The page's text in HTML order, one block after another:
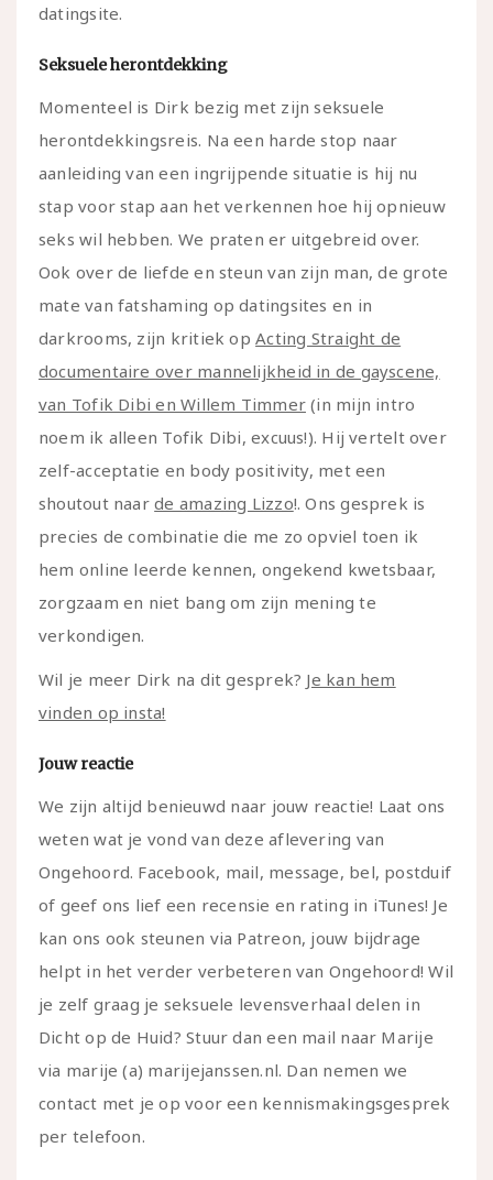
datingsite.
Seksuele herontdekking
Momenteel is Dirk bezig met zijn seksuele
herontdekkingsreis. Na een harde stop naar
aanleiding van een ingrijpende situatie is hij nu
stap voor stap aan het verkennen hoe hij opnieuw
seks wil hebben. We praten er uitgebreid over.
Ook over de liefde en steun van zijn man, de grote
mate van fatshaming op datingsites en in
darkrooms, zijn kritiek opActing Straight de
documentaire over mannelijkheid in de gayscene,
van Tofik Dibi en Willem Timmer(in mijn intro
noem ik alleen Tofik Dibi, excuus!). Hij vertelt over
zelf-acceptatie en body positivity, met een
shoutout naarde amazing Lizzo!. Ons gesprek is
precies de combinatie die me zo opviel toen ik
hem online leerde kennen, ongekend kwetsbaar,
zorgzaam en niet bang om zijn mening te
verkondigen.
Wil je meer Dirk na dit gesprek? Je kan hem
vinden op insta!
Jouw reactie
We zijn altijd benieuwd naar jouw reactie! Laat ons
weten wat je vond van deze aflevering van
Ongehoord. Facebook, mail, message, bel, postduif
of geef ons lief een recensie en rating in iTunes! Je
kan ons ook steunen via Patreon, jouw bijdrage
helpt in het verder verbeteren van Ongehoord! Wil
je zelf graag je seksuele levensverhaal delen in
Dicht op de Huid? Stuur dan een mail naar Marije
via marije (a) marijejanssen.nl. Dan nemen we
contact met je op voor een kennismakingsgesprek
per telefoon.